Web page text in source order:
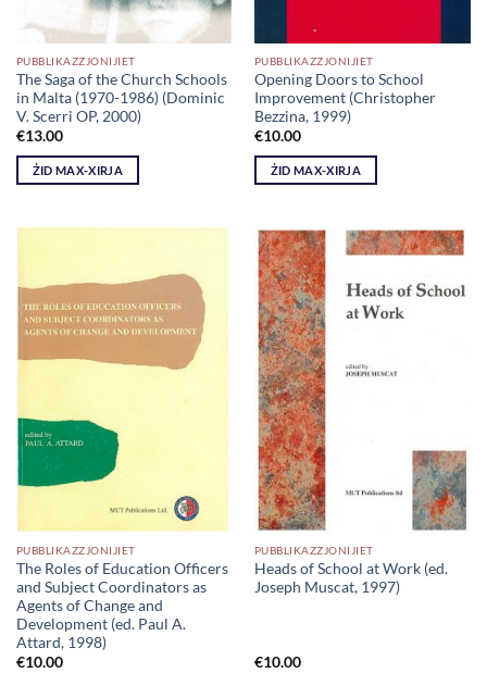
PUBBLIKAZZJONIJIET
The Saga of the Church Schools
in Malta (1970-1986) (Dominic
V. Scerri OP, 2000)
€13.00
ŻID MAX-XIRJA
PUBBLIKAZZJONIJIET
Opening Doors to School
Improvement (Christopher
Bezzina, 1999)
€10.00
ŻID MAX-XIRJA
PUBBLIKAZZJONIJIET
The Roles of Education Officers
and Subject Coordinators as
Agents of Change and
Development (ed. Paul A.
Attard, 1998)
€10.00
PUBBLIKAZZJONIJIET
Heads of School at Work (ed.
Joseph Muscat, 1997)
€10.00